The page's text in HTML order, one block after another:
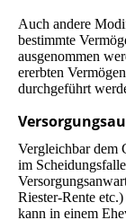
Auch andere
bestimmte
ausgenommen
ererbten
durchgeführt
Vergleichbar dem
im
Riester-Rente
kann in einem